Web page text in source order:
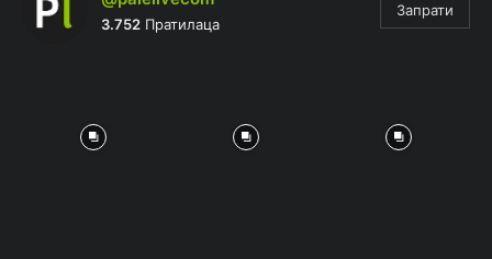
3.752 Пратилаца
Запрати